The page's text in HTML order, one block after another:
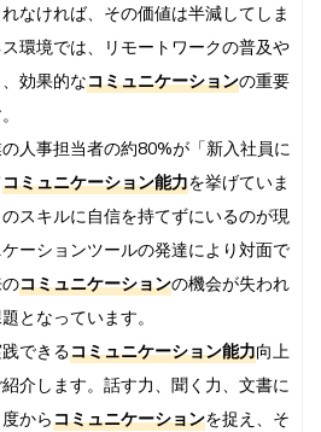
なければ、その価値は半減してしま
環境では、リモートワークの普及や
効果的なコミュニケーションの重要
人事担当者の約80%が「新入社員に
コミュニケーション能力を挙げていま
スキルに自信を持てずにいるのが現
ーションツールの発達により対面で
コミュニケーションの機会が失われ
となっています。
できるコミュニケーション能力向上
介します。話す力、聞く力、文書に
からコミュニケーションを捉え、そ